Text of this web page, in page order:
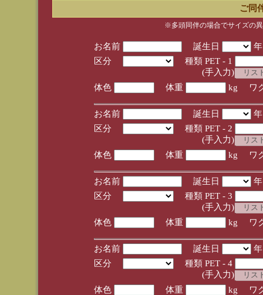
ご同
※多頭同伴の場合でサイズの
お名前 誕生日
区分
種類 PET - 1
(手入力)
体色
体重 kg ワ
お名前 誕生日
区分
種類 PET - 2
(手入力)
体色
体重 kg ワ
お名前 誕生日
区分
種類 PET - 3
(手入力)
体色
体重 kg ワ
お名前 誕生日
区分
種類 PET - 4
(手入力)
体色
体重 kg ワ